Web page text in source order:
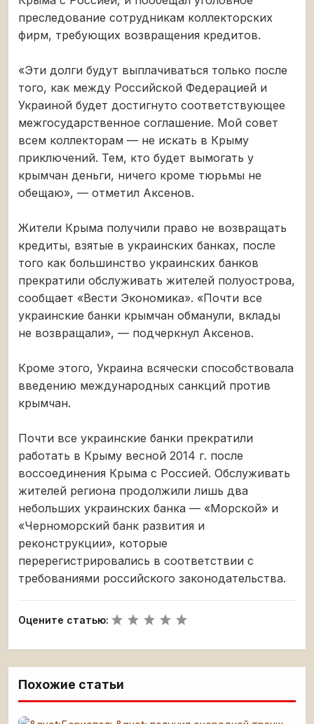
преследование сотрудникам коллекторских
фирм, требующих возвращения кредитов.
«Эти долги будут выплачиваться только после
того, как между Российской Федерацией и
Украиной будет достигнуто соответствующее
межгосударственное соглашение. Мой совет
всем коллекторам — не искать в Крыму
приключений. Тем, кто будет вымогать у
крымчан деньги, ничего кроме тюрьмы не
обещаю», — отметил Аксенов.
Жители Крыма получили право не возвращать
кредиты, взятые в украинских банках, после
того как большинство украинских банков
прекратили обслуживать жителей полуострова,
сообщает «Вести Экономика». «Почти все
украинские банки крымчан обманули, вклады
не возвращали», — подчеркнул Аксенов.
Кроме этого, Украина всячески способствовала
введению международных санкций против
крымчан.
Почти все украинские банки прекратили
работать в Крыму весной 2014 г. после
воссоединения Крыма с Россией. Обслуживать
жителей региона продолжили лишь два
небольших украинских банка — «Морской» и
«Черноморский банк развития и
реконструкции», которые
перерегистрировались в соответствии с
требованиями российского законодательства.
Оцените статью:
Похожие статьи